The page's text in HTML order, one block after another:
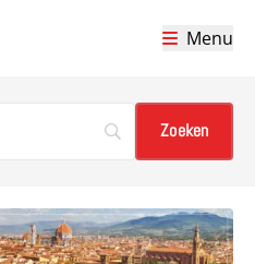
Menu